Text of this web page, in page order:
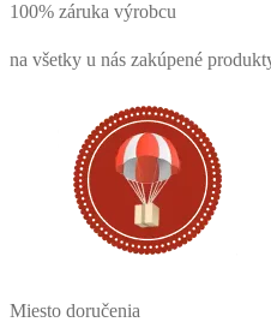
100% záruka výrobcu
na všetky u nás zakúpené
Miesto doručenia